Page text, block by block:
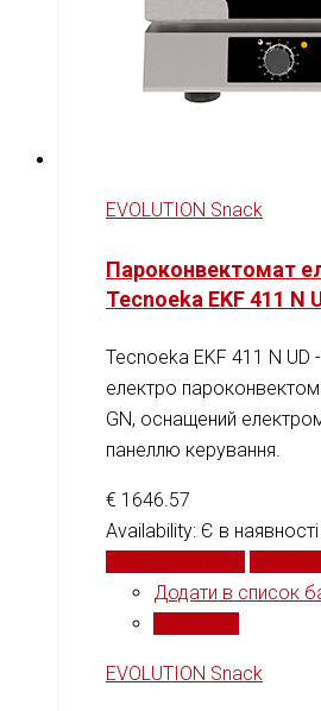
EVOLUTION Snack
Пароконвектомат
Tecnoeka EKF 411 N
Tecnoeka EKF 411 N UD
електро
GN, оснащений
панеллю керування.
€ 1646.57
Availability: Є в наявності
Додати в список
EVOLUTION Snack